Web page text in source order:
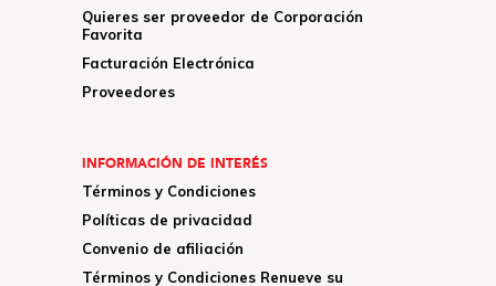
Quieres ser proveedor de Corporación
Favorita
Facturación Electrónica
Proveedores
INFORMACIÓN DE INTERÉS
Términos y Condiciones
Políticas de privacidad
Convenio de afiliación
Términos y Condiciones Renueve su